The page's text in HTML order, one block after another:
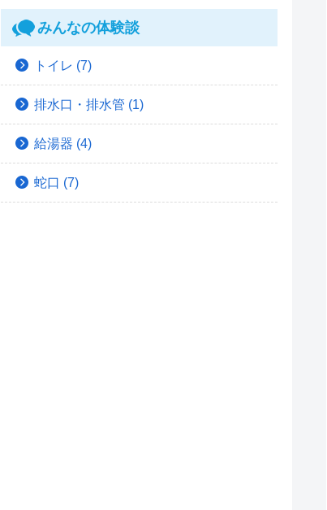
みんなの体験談
トイレ (7)
排水口・排水管 (1)
給湯器 (4)
蛇口 (7)